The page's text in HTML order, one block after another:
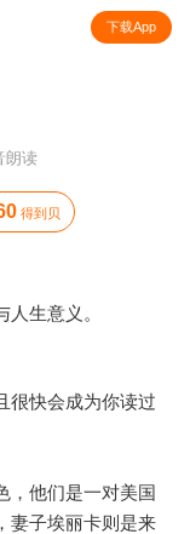
下载App
朗读
得到贝
生意义。
很快会成为你读过
，他们是一对美国
妻子埃丽卡则是来